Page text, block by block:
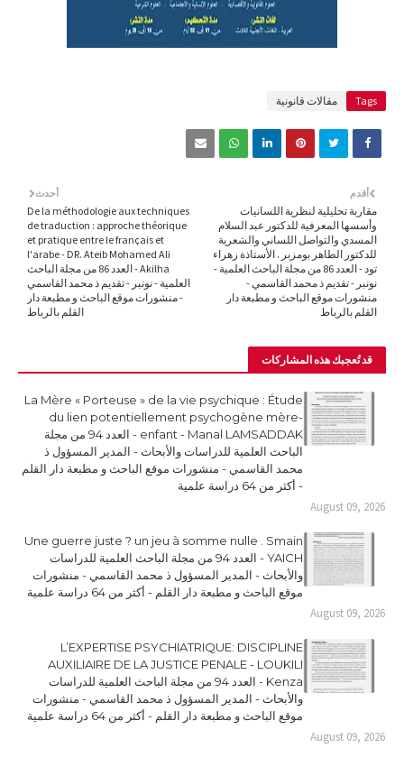
Tags مقالات قانونية
أحدث
De la méthodologie aux techniques
de traduction : approche théorique
et pratique entre le français et
l'arabe - DR. Ateib Mohamed Ali
Akilha - العدد 86 من مجلة الباحث
العلمية - نونبر - تقديم ذ محمد القاسمي
- منشورات موقع الباحث و مطبعة دار
القلم بالرباط
أقدم
مقاربة تحليلية لنظرية اللسانيات
وأسسها المعرفية للدكتور عبد السلام
المسدي والتواصل اللساني والشعرية
للدكتور الطاهر بومزبر . الأستاذة زهراء
تود - العدد 86 من مجلة الباحث العلمية -
نونبر - تقديم ذ محمد القاسمي -
منشورات موقع الباحث و مطبعة دار
القلم بالرباط
قد تُعجبك هذه المشاركات
La Mère « Porteuse » de la vie psychique : Étude
du lien potentiellement psychogène mère-
enfant - Manal LAMSADDAK - العدد 94 من مجلة
الباحث العلمية للدراسات والأبحاث - المدير المسؤول ذ
محمد القاسمي - منشورات موقع الباحث و مطبعة دار القلم
- أكثر من 64 دراسة علمية
August 09, 2026
Une guerre juste ? un jeu à somme nulle . Smain
YAICH - العدد 94 من مجلة الباحث العلمية للدراسات
والأبحاث - المدير المسؤول ذ محمد القاسمي - منشورات
موقع الباحث و مطبعة دار القلم - أكثر من 64 دراسة علمية
August 09, 2026
L’EXPERTISE PSYCHIATRIQUE: DISCIPLINE
AUXILIAIRE DE LA JUSTICE PENALE - LOUKILI
Kenza - العدد 94 من مجلة الباحث العلمية للدراسات
والأبحاث - المدير المسؤول ذ محمد القاسمي - منشورات
موقع الباحث و مطبعة دار القلم - أكثر من 64 دراسة علمية
August 09, 2026